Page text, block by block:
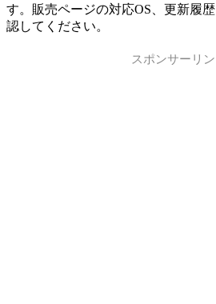
す。販売ページの対応OS、更新履
認してください。
スポンサーリン